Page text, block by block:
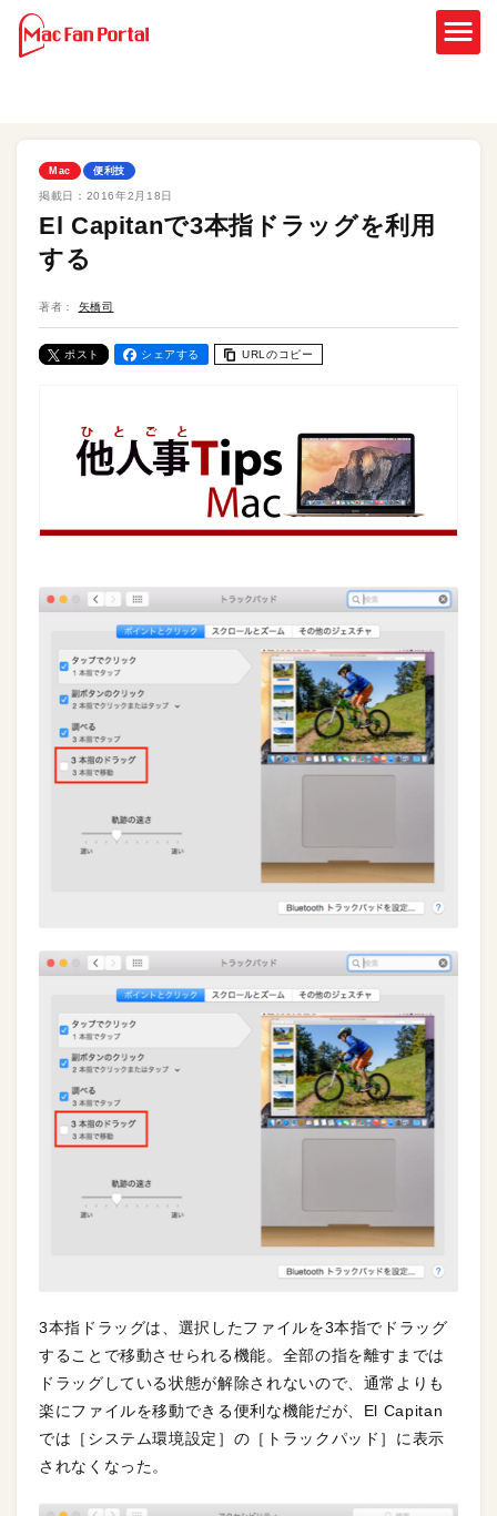
Mac 便利技
掲載日： 2016年2月18日
El Capitanで3本指ドラッグを利用
する
著者： 矢橋司
ポスト シェアする URLのコピー
3本指ドラッグは、選択したファイルを3本指でドラッグ
することで移動させられる機能。全部の指を離すまでは
ドラッグしている状態が解除されないので、通常よりも
楽にファイルを移動できる便利な機能だが、El Capitan
では［システム環境設定］の［トラックパッド］に表示
されなくなった。